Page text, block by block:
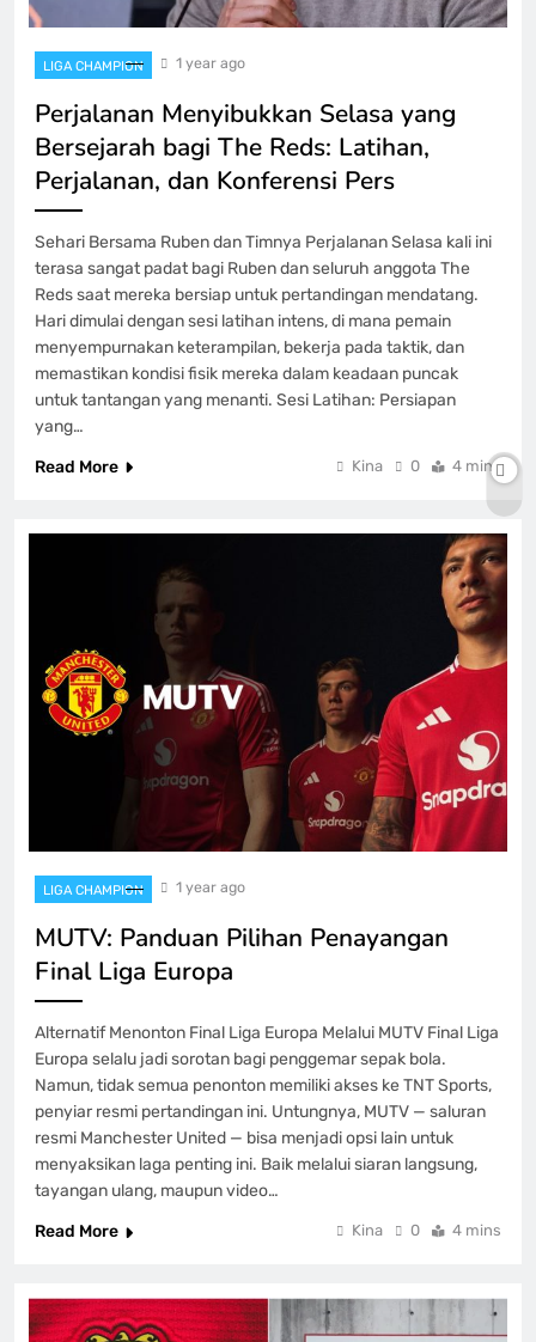
LIGA CHAMPION 1 year ago
Perjalanan Menyibukkan Selasa yang
Bersejarah bagi The Reds: Latihan,
Perjalanan, dan Konferensi Pers
Sehari Bersama Ruben dan Timnya Perjalanan Selasa kali ini
terasa sangat padat bagi Ruben dan seluruh anggota The
Reds saat mereka bersiap untuk pertandingan mendatang.
Hari dimulai dengan sesi latihan intens, di mana pemain
menyempurnakan keterampilan, bekerja pada taktik, dan
memastikan kondisi fisik mereka dalam keadaan puncak
untuk tantangan yang menanti. Sesi Latihan: Persiapan
yang…
Read More
Kina 0 4 mins
LIGA CHAMPION 1 year ago
MUTV: Panduan Pilihan Penayangan
Final Liga Europa
Alternatif Menonton Final Liga Europa Melalui MUTV Final Liga
Europa selalu jadi sorotan bagi penggemar sepak bola.
Namun, tidak semua penonton memiliki akses ke TNT Sports,
penyiar resmi pertandingan ini. Untungnya, MUTV — saluran
resmi Manchester United — bisa menjadi opsi lain untuk
menyaksikan laga penting ini. Baik melalui siaran langsung,
tayangan ulang, maupun video…
Read More
Kina 0 4 mins